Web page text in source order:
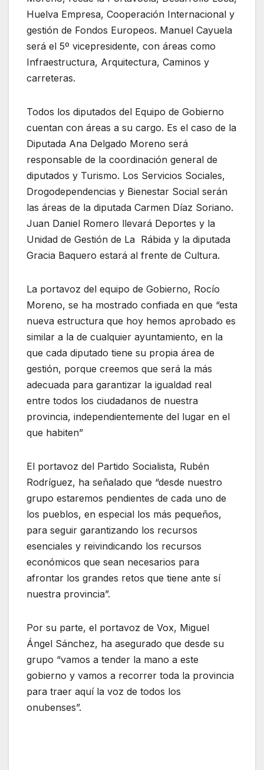
Huelva Empresa, Cooperación Internacional y
gestión de Fondos Europeos. Manuel Cayuela
será el 5º vicepresidente, con áreas como
Infraestructura, Arquitectura, Caminos y
carreteras.
Todos los diputados del Equipo de Gobierno
cuentan con áreas a su cargo. Es el caso de la
Diputada Ana Delgado Moreno será
responsable de la coordinación general de
diputados y Turismo. Los Servicios Sociales,
Drogodependencias y Bienestar Social serán
las áreas de la diputada Carmen Díaz Soriano.
Juan Daniel Romero llevará Deportes y la
Unidad de Gestión de La Rábida y la diputada
Gracia Baquero estará al frente de Cultura.
La portavoz del equipo de Gobierno, Rocío
Moreno, se ha mostrado confiada en que “esta
nueva estructura que hoy hemos aprobado es
similar a la de cualquier ayuntamiento, en la
que cada diputado tiene su propia área de
gestión, porque creemos que será la más
adecuada para garantizar la igualdad real
entre todos los ciudadanos de nuestra
provincia, independientemente del lugar en el
que habiten”
El portavoz del Partido Socialista, Rubén
Rodríguez, ha señalado que “desde nuestro
grupo estaremos pendientes de cada uno de
los pueblos, en especial los más pequeños,
para seguir garantizando los recursos
esenciales y reivindicando los recursos
económicos que sean necesarios para
afrontar los grandes retos que tiene ante sí
nuestra provincia”.
Por su parte, el portavoz de Vox, Miguel
Ángel Sánchez, ha asegurado que desde su
grupo “vamos a tender la mano a este
gobierno y vamos a recorrer toda la provincia
para traer aquí la voz de todos los
onubenses”.